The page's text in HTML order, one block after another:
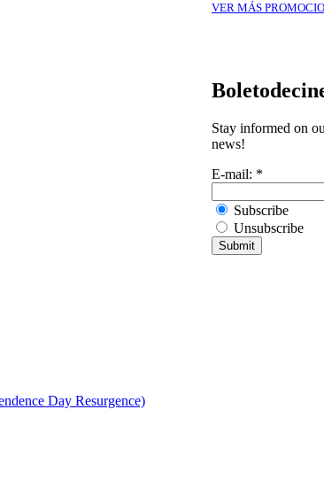
Day Resurgence)
VER MÁS
Stay informed on
news!
E-mail: *
Subscribe
Unsubscribe